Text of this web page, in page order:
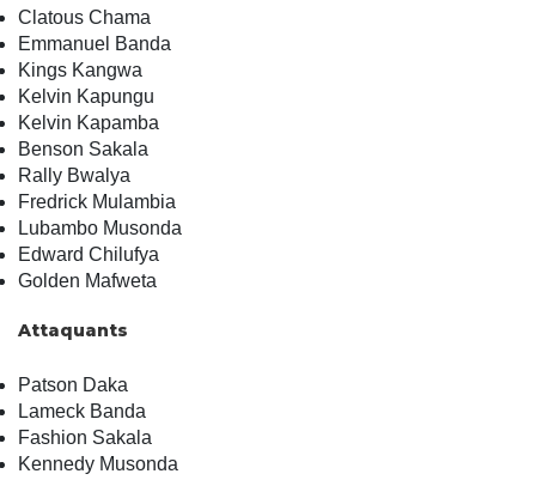
Clatous Chama
Emmanuel Banda
Kings Kangwa
Kelvin Kapungu
Kelvin Kapamba
Benson Sakala
Rally Bwalya
Fredrick Mulambia
Lubambo Musonda
Edward Chilufya
Golden Mafweta
Attaquants
Patson Daka
Lameck Banda
Fashion Sakala
Kennedy Musonda